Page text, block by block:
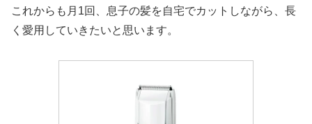
これからも月1回、息子の髪を自宅でカットしながら、長
く愛用していきたいと思います。